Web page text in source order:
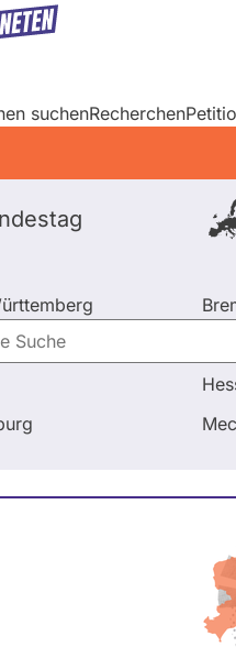
suchenRecherchen
Frage stellen Carsten
Carsten